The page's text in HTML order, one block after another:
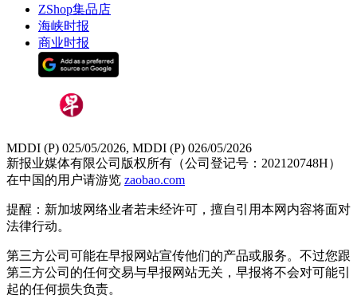
ZShop集品店
海峡时报
商业时报
MDDI (P) 025/05/2026, MDDI (P) 026/05/2026
新报业媒体有限公司版权所有（公司登记号：202120748H）
在中国的用户请游览 zaobao.com
提醒：新加坡网络业者若未经许可，擅自引用本网内容将面对
法律行动。
第三方公司可能在早报网站宣传他们的产品或服务。不过您跟
第三方公司的任何交易与早报网站无关，早报将不会对可能引
起的任何损失负责。